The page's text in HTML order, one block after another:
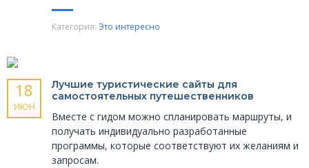
Категория: Это интересно
18
ИЮН
Лучшие туристические сайты для
самостоятельных путешественников
Вместе с гидом можно спланировать маршруты, и
получать индивидуально разработанные
программы, которые соответствуют их желаниям и
запросам.